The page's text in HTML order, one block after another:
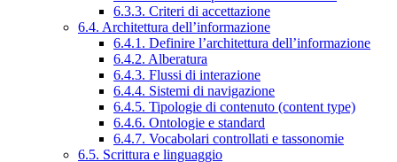
6.3.3. Criteri di accettazione
6.4. Architettura dell’informazione
6.4.1. Definire l’architettura dell’informazione
6.4.2. Alberatura
6.4.3. Flussi di interazione
6.4.4. Sistemi di navigazione
6.4.5. Tipologie di contenuto (content type)
6.4.6. Ontologie e standard
6.4.7. Vocabolari controllati e tassonomie
6.5. Scrittura e linguaggio